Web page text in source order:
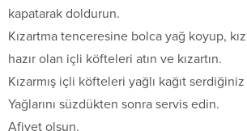
kapatarak doldurun.
Kızartma tenceresine bolca yağ koyup,
hazır olan içli köfteleri atın ve kızartın.
Kızarmış içli köfteleri yağlı kağıt serdiğiniz
Yağlarını süzdükten sonra servis edin.
Afiyet olsun.